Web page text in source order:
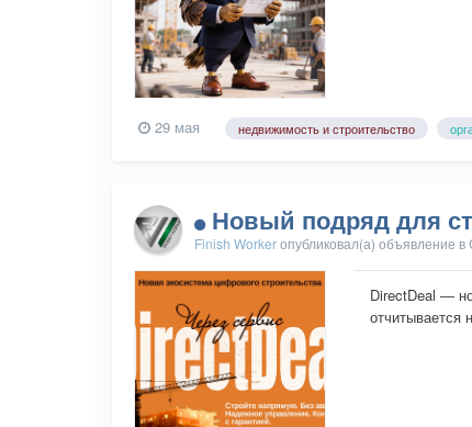
29 мая недвижимость и строительство
Новый подряд для
Finish Workerопубликовал(а) объявление в
DirectDeal ―
отчитывается